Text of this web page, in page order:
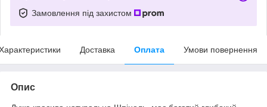
Замовлення під захистом
Доставка Оплата Умови повернення
Опис